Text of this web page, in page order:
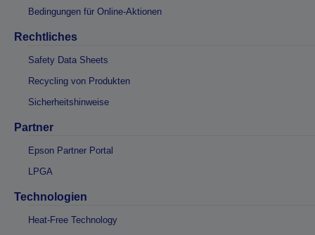
Bedingungen für Online-Aktionen
Rechtliches
Safety Data Sheets
Recycling von Produkten
Sicherheitshinweise
Partner
Epson Partner Portal
LPGA
Technologien
Heat-Free Technology